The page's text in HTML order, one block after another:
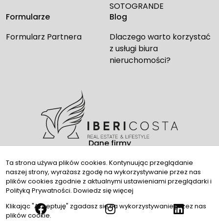
SOTOGRANDE
Formularze
Formularz Partnera
Blog
Dlaczego warto korzystać
z usługi biura
nieruchomości?
Dane firmy
Kontakt
Media społecznościowe
Ta strona używa plików cookies. Kontynuując przeglądanie
naszej strony, wyrażasz zgodę na wykorzystywanie przez nas
plików cookies zgodnie z aktualnymi ustawieniami przeglądarki i
Polityką Prywatności. Dowiedz się więcej
Klikając "Akceptuję" zgadasz się na wykorzystywanie przez nas
plików cookie.